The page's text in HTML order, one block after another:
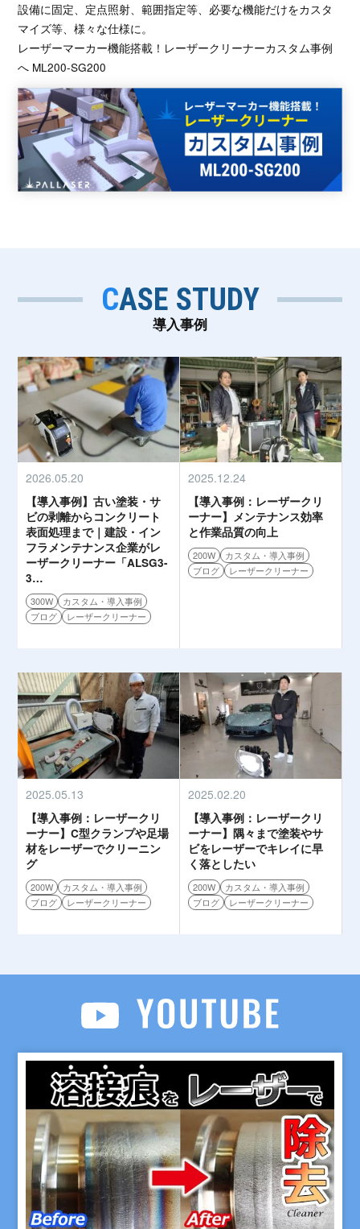
設備に固定、定点照射、範囲指定等、必要な機能だけをカスタ
マイズ等、様々な仕様に。
レーザーマーカー機能搭載！レーザークリーナーカスタム事例
へ ML200-SG200
CASE STUDY
導入事例
2026.05.20
【導入事例】古い塗装・サ
ビの剥離からコンクリート
表面処理まで｜建設・イン
フラメンテナンス企業がレ
ーザークリーナー「ALSG3-
3…
300W
カスタム・導入事例
ブログ
レーザークリーナー
2025.12.24
【導入事例：レーザークリ
ーナー】メンテナンス効率
と作業品質の向上
200W
カスタム・導入事例
ブログ
レーザークリーナー
2025.05.13
【導入事例：レーザークリ
ーナー】C型クランプや足場
材をレーザーでクリーニン
グ
200W
カスタム・導入事例
ブログ
レーザークリーナー
2025.02.20
【導入事例：レーザークリ
ーナー】隅々まで塗装やサ
ビをレーザーでキレイに早
く落としたい
200W
カスタム・導入事例
ブログ
レーザークリーナー